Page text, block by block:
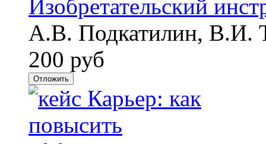
Изобретательский
А.В. Подкатилин, В.И.
200 руб
Отложить